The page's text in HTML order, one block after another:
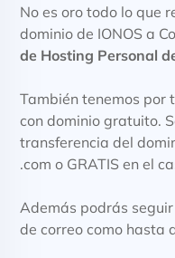
No es oro todo lo que
dominio de IONOS a
de Hosting Personal
También tenemos por
con dominio gratuito.
transferencia del
.com o GRATIS en el
Además podrás
de correo como hasta